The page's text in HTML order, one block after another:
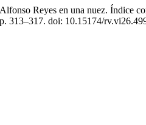
Reyes en una nuez. Índice
313–317. doi: 10.15174/